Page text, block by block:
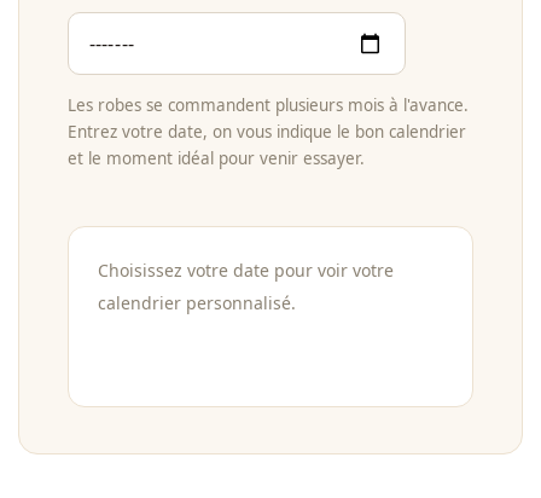
Les robes se commandent plusieurs mois à l'avance.
Entrez votre date, on vous indique le bon calendrier
et le moment idéal pour venir essayer.
Choisissez votre date pour voir votre
calendrier personnalisé.